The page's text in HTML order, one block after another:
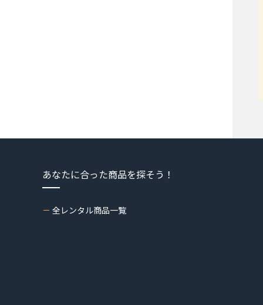
あなたに合った商品を探そう！
全レンタル商品一覧